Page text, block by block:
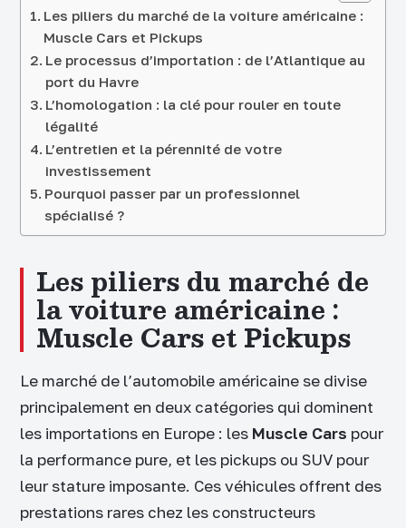
Les piliers du marché de la voiture américaine :
Muscle Cars et Pickups
Le processus d’importation : de l’Atlantique au
port du Havre
L’homologation : la clé pour rouler en toute
légalité
L’entretien et la pérennité de votre
investissement
Pourquoi passer par un professionnel
spécialisé ?
Les piliers du marché de
la voiture américaine :
Muscle Cars et Pickups
Le marché de l’automobile américaine se divise
principalement en deux catégories qui dominent
les importations en Europe : les Muscle Cars pour
la performance pure, et les pickups ou SUV pour
leur stature imposante. Ces véhicules offrent des
prestations rares chez les constructeurs